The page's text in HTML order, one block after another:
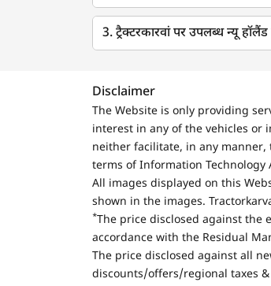
महबूबनगर
ईस्ट निमाड़
संत कबीर नगर
जालौर
चामराजनगारा
समस्तीपुर
सोलापुर
बालेश्वर
3. ट्रैक्टरकारवां पर उपलब्ध न्यू
Disclaimer
The Website is only providing
interest in any of the vehicles or
neither facilitate, in any
terms of Information Technology
All images displayed on this
shown in the images.
*The price disclosed against the
accordance with the Residual
The price disclosed against all
discounts/offers/regional taxes